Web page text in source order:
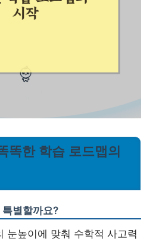
똑한 학습 로드맵의
별할까요?
눈높이에 맞춰 수학적 사고력